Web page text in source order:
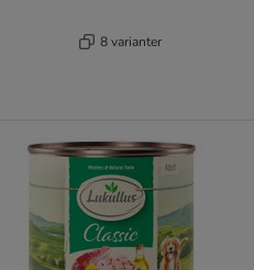
8 varianter